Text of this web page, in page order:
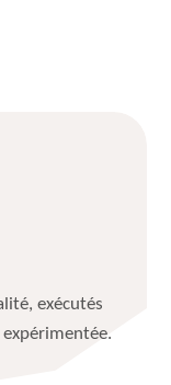
exécutés